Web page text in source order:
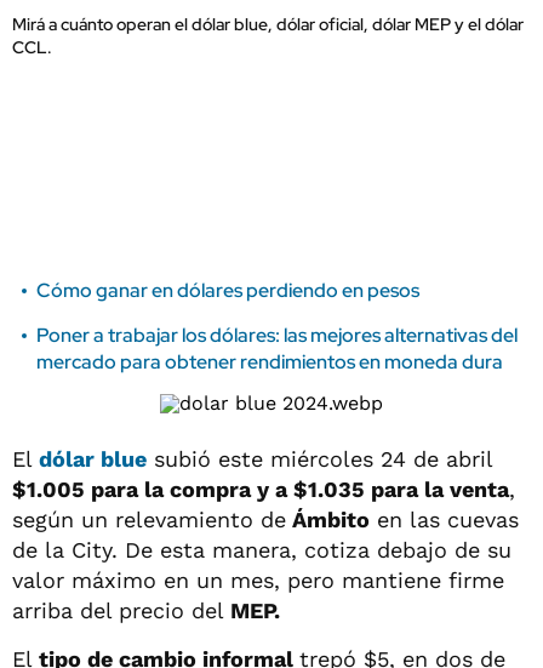
Mirá a cuánto operan el dólar blue, dólar oficial, dólar MEP y el dólar
CCL.
Cómo ganar en dólares perdiendo en pesos
Poner a trabajar los dólares: las mejores alternativas del
mercado para obtener rendimientos en moneda dura
El dólar blue subió este miércoles 24 de abril
$1.005 para la compra y a $1.035 para la venta,
según un relevamiento de Ámbito en las cuevas
de la City. De esta manera, cotiza debajo de su
valor máximo en un mes, pero mantiene firme
arriba del precio del MEP.
El tipo de cambio informal trepó $5, en dos de